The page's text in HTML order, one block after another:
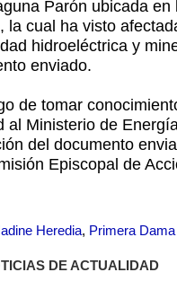
Parón ubicada
la cual ha visto
hidroeléctrica y
enviado.
de tomar
al Ministerio de
del documento
Episcopal de
Heredia, Primera Dama
DE ACTUALIDAD